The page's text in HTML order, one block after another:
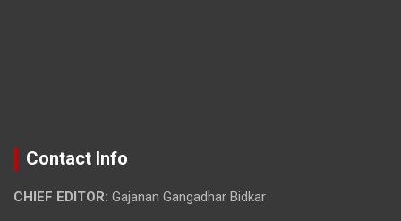
Contact Info
CHIEF EDITOR: Gajanan Gangadhar Bidkar